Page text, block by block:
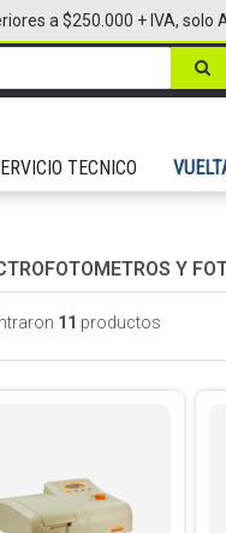
TECNICO
a $250.000 + IVA,
Y
11 productos